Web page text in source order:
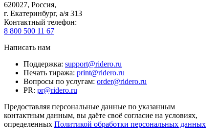
620027, Россия,
г. Екатеринбург, а/я 313
Контактный телефон:
8 800 500 11 67
Написать нам
Поддержка: support@ridero.ru
Печать тиража: print@ridero.ru
Вопросы по услугам: order@ridero.ru
PR: pr@ridero.ru
Предоставляя персональные данные по указанным
контактным данным, вы даёте своё согласие на условиях,
определенных Политикой обработки персональных данных